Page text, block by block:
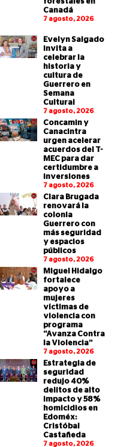
forestales en
Canadá
7 agosto, 2026
Evelyn Salgado
invita a
celebrar la
historia y
cultura de
Guerrero en
Semana
Cultural
7 agosto, 2026
Concamin y
Canacintra
urgen acelerar
acuerdos del T-
MEC para dar
certidumbre a
inversiones
7 agosto, 2026
Clara Brugada
renovará la
colonia
Guerrero con
más seguridad
y espacios
públicos
7 agosto, 2026
Miguel Hidalgo
fortalece
apoyo a
mujeres
víctimas de
violencia con
programa
“Avanza Contra
la Violencia”
7 agosto, 2026
Estrategia de
seguridad
redujo 40%
delitos de alto
impacto y 58%
homicidios en
Edoméx:
Cristóbal
Castañeda
7 agosto, 2026